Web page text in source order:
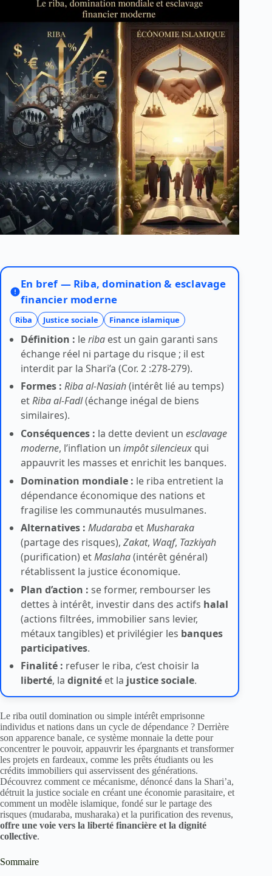
En bref — Riba, domination & esclavage
financier moderne
Riba Justice sociale Finance islamique
Définition : leriba est un gain garanti sans
échange réel ni partage du risque ; il est
interdit par la Shari’a (Cor. 2 :278-279).
Formes : Riba al-Nasiah(intérêt lié au temps)
etRiba al-Fadl(échange inégal de biens
similaires).
Conséquences : la dette devient unesclavage
moderne, l’inflation unimpôt silencieux qui
appauvrit les masses et enrichit les banques.
Domination mondiale : le riba entretient la
dépendance économique des nations et
fragilise les communautés musulmanes.
Alternatives : Mudaraba etMusharaka
(partage des risques),Zakat, Waqf, Tazkiyah
(purification) etMaslaha(intérêt général)
rétablissent la justice économique.
Plan d’action : se former, rembourser les
dettes à intérêt, investir dans des actifs halal
(actions filtrées, immobilier sans levier,
métaux tangibles) et privilégier les banques
participatives.
Finalité : refuser le riba, c’est choisir la
liberté, ladignité et la justice sociale.
Le riba outil domination ou simple intérêt emprisonne
individus et nations dans un cycle de dépendance ? Derrière
son apparence banale, ce système monnaie la dette pour
concentrer le pouvoir, appauvrir les épargnants et transformer
les projets en fardeaux, comme les prêts étudiants ou les
crédits immobiliers qui asservissent des générations.
Découvrez comment ce mécanisme, dénoncé dans la Shari’a,
détruit la justice sociale en créant une économie parasitaire, et
comment un modèle islamique, fondé sur le partage des
risques (mudaraba, musharaka) et la purification des revenus,
offre une voie vers la liberté financière et la dignité
collective.
Sommaire